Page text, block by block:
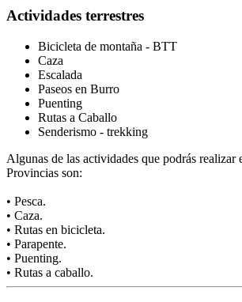
Actividades terrestres
Bicicleta de montaña - BTT
Caza
Escalada
Paseos en Burro
Puenting
Rutas a Caballo
Senderismo - trekking
Algunas de las actividades que podrás realizar
Provincias son:
• Pesca.
• Caza.
• Rutas en bicicleta.
• Parapente.
• Puenting.
• Rutas a caballo.